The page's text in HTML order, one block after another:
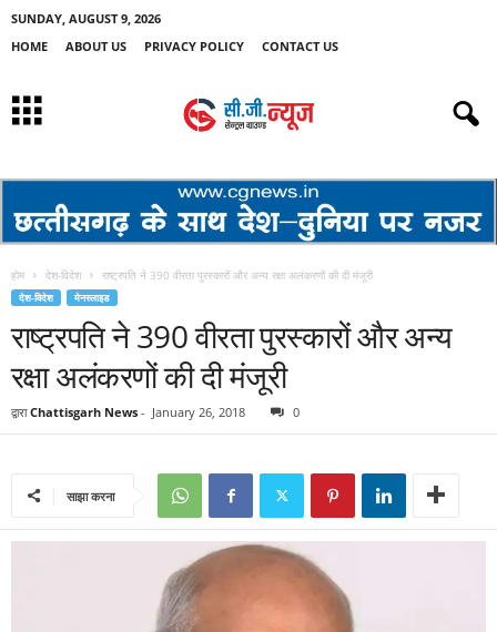
SUNDAY, AUGUST 9, 2026
HOME
ABOUT US PRIVACY POLICY CONTACT US
होम देश-विदेश राष्ट्रपति ने 390 वीरता पुरस्कारों और अन्य रक्षा अलंकरणों की दी मंजूरी
देश-विदेश मेनस्लाइड
राष्ट्रपति ने 390 वीरता पुरस्कारों और अन्य
रक्षा अलंकरणों की दी मंजूरी
द्वारा Chattisgarh News - January 26, 2018 0
साझा करना